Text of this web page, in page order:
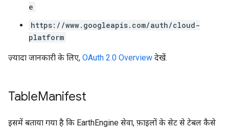
e
https://www.googleapis.com/auth/cloud-
platform
ज़्यादा जानकारी के लिए, OAuth 2.0 Overview देखें.
TableManifest
इसमें बताया गया है कि EarthEngine सेवा, फ़ाइलों के सेट से टेबल कैसे